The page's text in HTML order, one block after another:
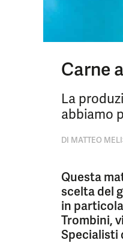
Carne
La
abbiamo
DI MATTEO
Questa
scelta del
in
Trombini,
Specialisti